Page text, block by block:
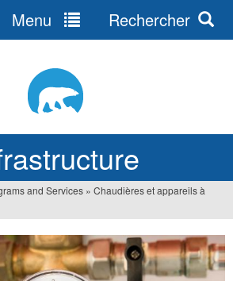
Menu Rechercher
and Services » Chaudières et appareils à